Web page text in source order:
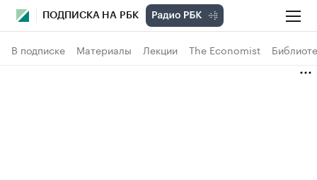
ПОДПИСКА НА РБК
В подписке Материалы Лекции The Economist